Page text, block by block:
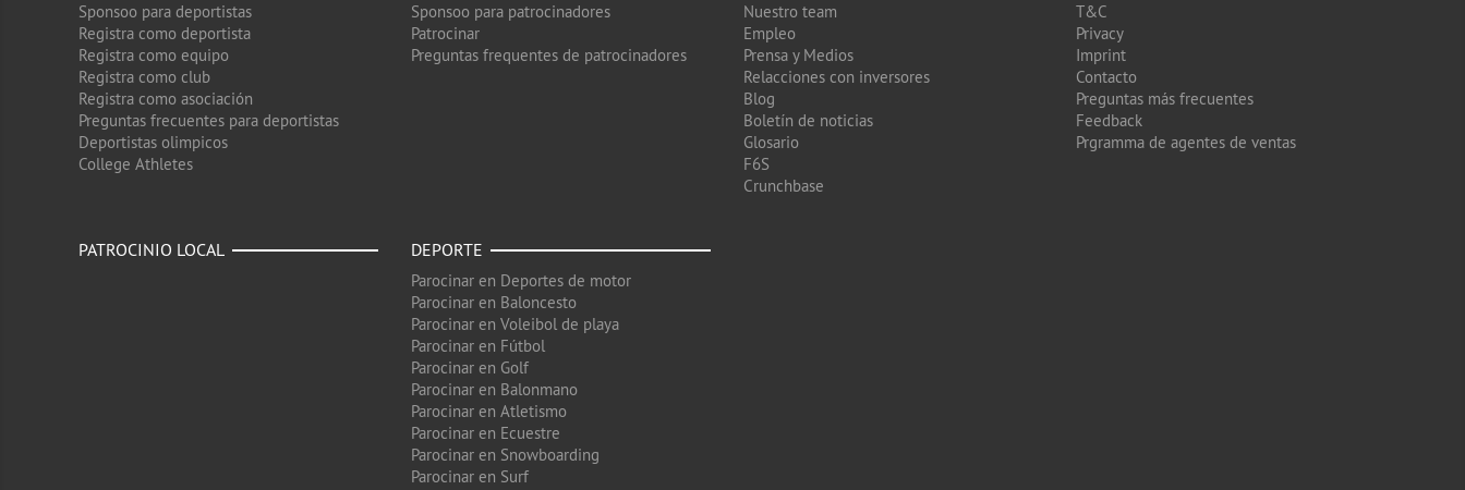
Sponsoo para deportistas
Registra como deportista
Registra como equipo
Registra como club
Registra como asociación
Preguntas frecuentes para deportistas
Deportistas olimpicos
College Athletes
Sponsoo para patrocinadores
Patrocinar
Preguntas frequentes de patrocinadores
Nuestro team
Empleo
Prensa y Medios
Relacciones con inversores
Blog
Boletín de noticias
Glosario
F6S
Crunchbase
T&C
Privacy
Imprint
Contacto
Preguntas más frecuentes
Feedback
Prgramma de agentes de ventas
PATROCINIO LOCAL DEPORTE
Parocinar en Deportes de motor
Parocinar en Baloncesto
Parocinar en Voleibol de playa
Parocinar en Fútbol
Parocinar en Golf
Parocinar en Balonmano
Parocinar en Atletismo
Parocinar en Ecuestre
Parocinar en Snowboarding
Parocinar en Surf